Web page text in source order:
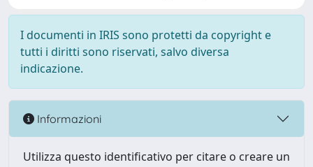
I documenti in IRIS sono protetti da copyright e
tutti i diritti sono riservati, salvo diversa
indicazione.
Informazioni
Utilizza questo identificativo per citare o creare un